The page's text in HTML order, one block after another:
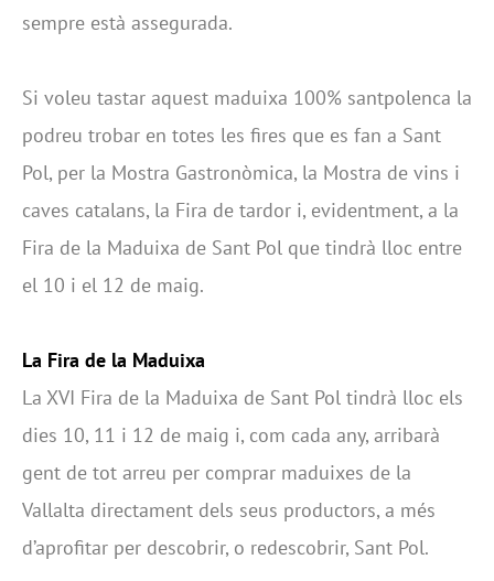
sempre està assegurada.
Si voleu tastar aquest maduixa 100% santpolenca la
podreu trobar en totes les fires que es fan a Sant
Pol, per la Mostra Gastronòmica, la Mostra de vins i
caves catalans, la Fira de tardor i, evidentment, a la
Fira de la Maduixa de Sant Pol que tindrà lloc entre
el 10 i el 12 de maig.
La Fira de la Maduixa
La XVI Fira de la Maduixa de Sant Pol tindrà lloc els
dies 10, 11 i 12 de maig i, com cada any, arribarà
gent de tot arreu per comprar maduixes de la
Vallalta directament dels seus productors, a més
d’aprofitar per descobrir, o redescobrir, Sant Pol.